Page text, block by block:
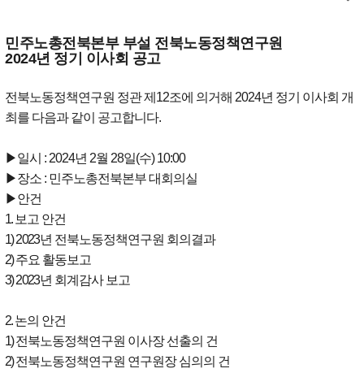
민주노총전북본부 부설 전북노동정책연구원
2024년 정기 이사회 공고
전북노동정책연구원 정관 제12조에 의거해 2024년 정기 이사회 개
최를 다음과 같이 공고합니다.
▶일시 : 2024년 2월 28일(수) 10:00
▶장소 : 민주노총전북본부 대회의실
▶안건
1. 보고 안건
1) 2023년 전북노동정책연구원 회의결과
2)주요 활동보고
3) 2023년 회계감사 보고
2.논의 안건
1)전북노동정책연구원 이사장 선출의 건
2)전북노동정책연구원 연구원장 심의의 건